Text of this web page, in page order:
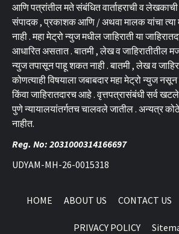
आणि पत्रांतील मते संबंधित वार्ताहराची व
संपादक , प्रकाशक आणि / अथवा मालक यांचा त्या
नाही . महा मेट्रो न्युज मधील जाहिराती या
आधारित असतात . बातमी , लेख व जाहिरातीतील
न्युज तपासून पाहू शकत नाही . बातमी , लेख व
कोणत्याही विषयाला जबाबदार महा मेट्रो न्युज
किंवा जाहिरातदारच आहे . वृत्तपत्रासंबंधी सर्व
पुणे न्यायालयांतर्गतच चालवले जातील . अन्यत्र
नाहीत.
Reg. No: 2031000314166697
UDYAM-MH-26-0015318
HOME ABOUT US CONTACT US
PRIVACY POLICY